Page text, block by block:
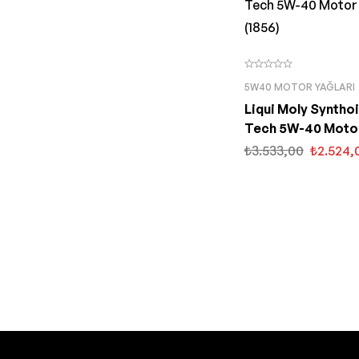
5W40 MOTOR YAĞLARI
Liqui Moly
Tech 5W-40
(1856)
₺3.533,00 ₺